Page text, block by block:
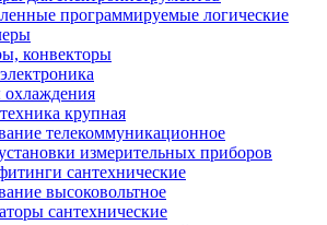
программируемые логические
конвекторы
крупная
телекоммуникационное
измерительных приборов
сантехнические
высоковольтное
сантехнические